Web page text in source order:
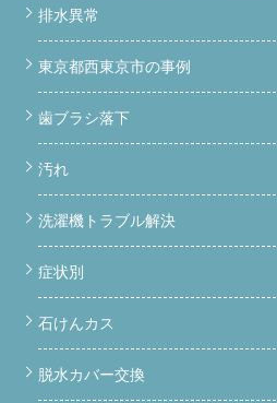
排水異常
東京都西東京市の事例
歯ブラシ落下
汚れ
洗濯機トラブル解決
症状別
石けんカス
脱水カバー交換